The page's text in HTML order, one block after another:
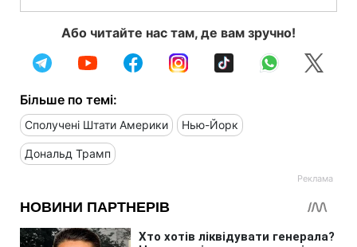
Або читайте нас там, де вам зручно!
Більше по темі:
Сполучені Штати Америки Нью-Йорк
Дональд Трамп